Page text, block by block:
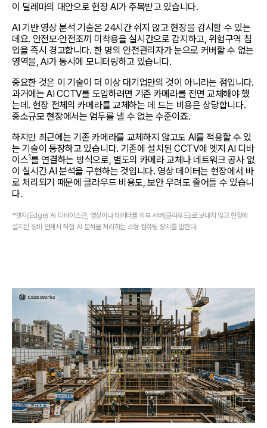
이 딜레마의 대안으로 현장 AI가 주목받고 있습니다.
AI 기반 영상 분석 기술은 24시간 쉬지 않고 현장을 감시할 수 있는
데요. 안전모·안전조끼 미착용을 실시간으로 감지하고, 위험구역 침
입을 즉시 경고합니다. 한 명의 안전관리자가 눈으로 커버할 수 없는
영역을, AI가 동시에 모니터링하고 있습니다.
중요한 것은 이 기술이 더 이상 대기업만의 것이 아니라는 점입니다.
과거에는 AI CCTV를 도입하려면 기존 카메라를 전면 교체해야 했
는데. 현장 전체의 카메라를 교체하는 데 드는 비용은 상당합니다.
중소규모 현장에서는 엄두를 낼 수 없는 수준이죠.
하지만 최근에는 기존 카메라를 교체하지 않고도 AI를 적용할 수 있
는 기술이 등장하고 있습니다. 기존에 설치된 CCTV에 엣지 AI 디바
이스1를 연결하는 방식으로, 별도의 카메라 교체나 네트워크 공사 없
이 실시간 AI 분석을 구현하는 것입니다. 영상 데이터는 현장에서 바
로 처리되기 때문에 클라우드 비용도, 보안 우려도 줄어들 수 있습니
다.
*엣지(Edge) AI 디바이스란, 영상이나 데이터를 외부 서버(클라우드)로 보내지 않고 현장에
설치된 장비 안에서 직접 AI 분석을 처리하는 소형 컴퓨팅 장치를 말한다.